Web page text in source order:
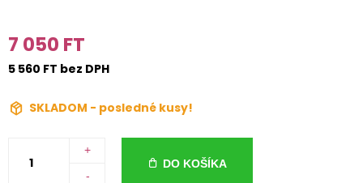
7 050 FT
5 560 FT bez DPH
SKLADOM - posledné kusy!
+
-
DO KOŠÍKA